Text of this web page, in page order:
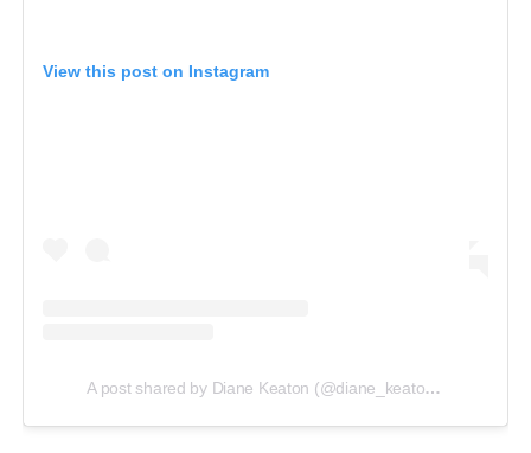
View this post on Instagram
A post shared by Diane Keaton (@diane_keaton)